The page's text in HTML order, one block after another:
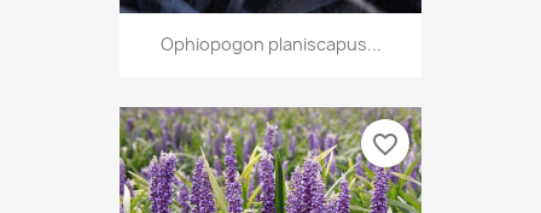
Ophiopogon planiscapus...
favorite_border